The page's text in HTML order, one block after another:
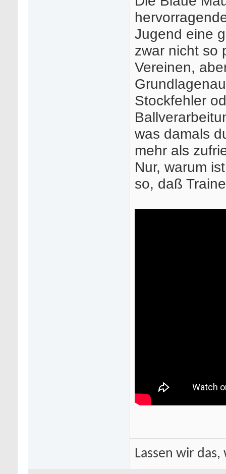
Jugend eine
zwar nicht so
Vereinen,
Stockfehler
was damals
mehr als
Nur, warum
so, daß
Lassen wir